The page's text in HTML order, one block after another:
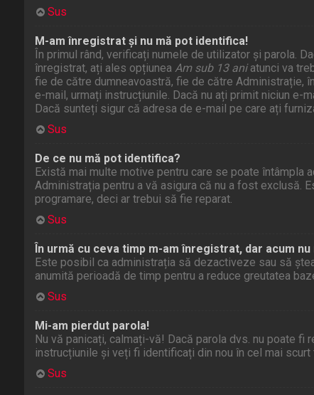
Sus
M-am înregistrat și nu mă pot identifica!
În primul rând, verificați numele de utilizator și parola.
înregistrat, ați ales opțiunea Am sub 13 ani atunci va
fie de către dumneavoastră, fie de către Administrație,
e-mail, urmați instrucțiunile. Dacă nu ați primit niciun
Dacă sunteți sigur că adresa de e-mail pe care ați
Sus
De ce nu mă pot identifica?
Există mai multe motive pentru care se poate întâmpla
Administrația pentru a vă asigura că nu a fost exclusă.
programare, deci ar trebui să fie reparat.
Sus
În urmă cu ceva timp m-am înregistrat, dar acum
Este posibil ca administrația să dezactiveze sau să
anumită perioadă de timp pentru a reduce greutatea
Sus
Mi-am pierdut parola!
Nu vă panicați, calmați-vă! Dacă parola dvs. nu poate
instrucțiunile și veți fi identificați din nou în cel mai scurt
Sus